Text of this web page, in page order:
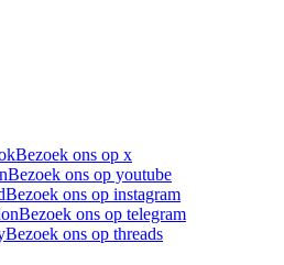
Bezoek ons op x
Bezoek ons op youtube
Bezoek ons op instagram
Bezoek ons op telegram
Bezoek ons op threads